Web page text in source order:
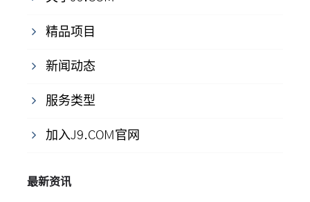
精品项目
新闻动态
服务类型
加入J9.COM官网
最新资讯